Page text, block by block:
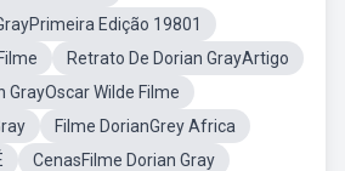
Edição 19801
Retrato De Dorian GrayArtigo
GrayOscar Wilde Filme
Filme DorianGrey Africa
CenasFilme Dorian Gray